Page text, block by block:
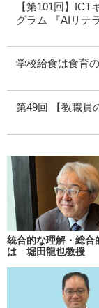
【第101回】
グラム 『AIリテ
学校給食は食育
第49回 【教職員
統合的な理解・総合
は 堀田龍也教授